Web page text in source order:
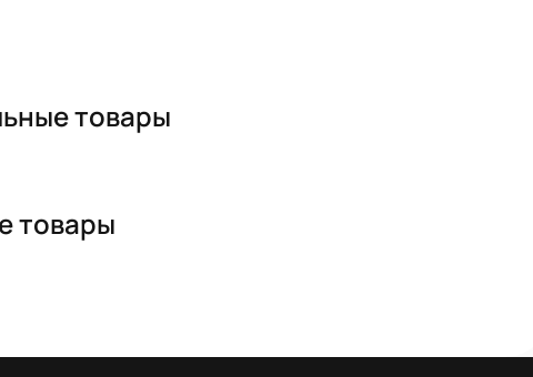
товары
товары